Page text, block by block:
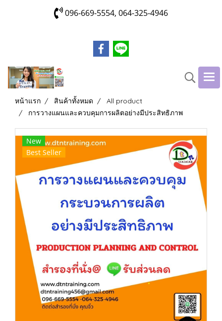
096-669-5554, 064-325-4946
หน้าแรก สินค้าทั้งหมด
All product
การวางแผนและควบคุมการผลิตอย่างมีประสิทธิภาพ
New
Best Seller